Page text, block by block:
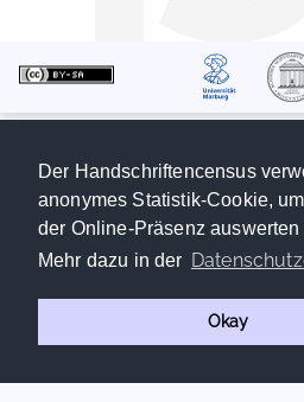
Der Handschriftencensus
anonymes Statistik-Cookie,
der Online-Präsenz auswerten
Mehr dazu in der
Okay